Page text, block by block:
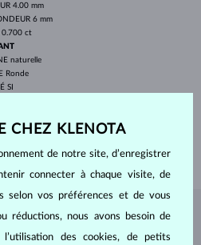
4.00 mm
6 mm
0.700 ct
naturelle
Ronde
SI
0.060 ct
KLENOTA
CHEZ KLENOTA
de notre site, d’enregistrer
connecter à chaque visite, de
selon vos préférences et de vous
réductions, nous avons besoin de
des cookies, de petits